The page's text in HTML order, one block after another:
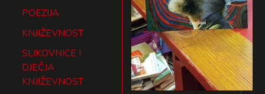
POEZIJA
KNJIŽEVNOST
SLIKOVNICE I
DJEČJA
KNJIŽEVNOST